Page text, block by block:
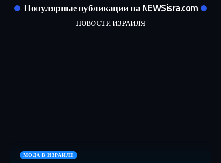
Популярные публикации на NEWSisra.com
НОВОСТИ ИЗРАИЛЯ
МОДА В ИЗРАИЛЕ